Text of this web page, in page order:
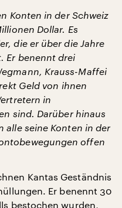
Konten in der Schweiz
Dollar. Es
die er über die Jahre
Er benennt drei
Krauss-Maffei
Geld von ihnen
in
sind. Darüber hinaus
alle seine Konten in der
offen
Kantas Geständnis
Er benennt 30
bestochen wurden,